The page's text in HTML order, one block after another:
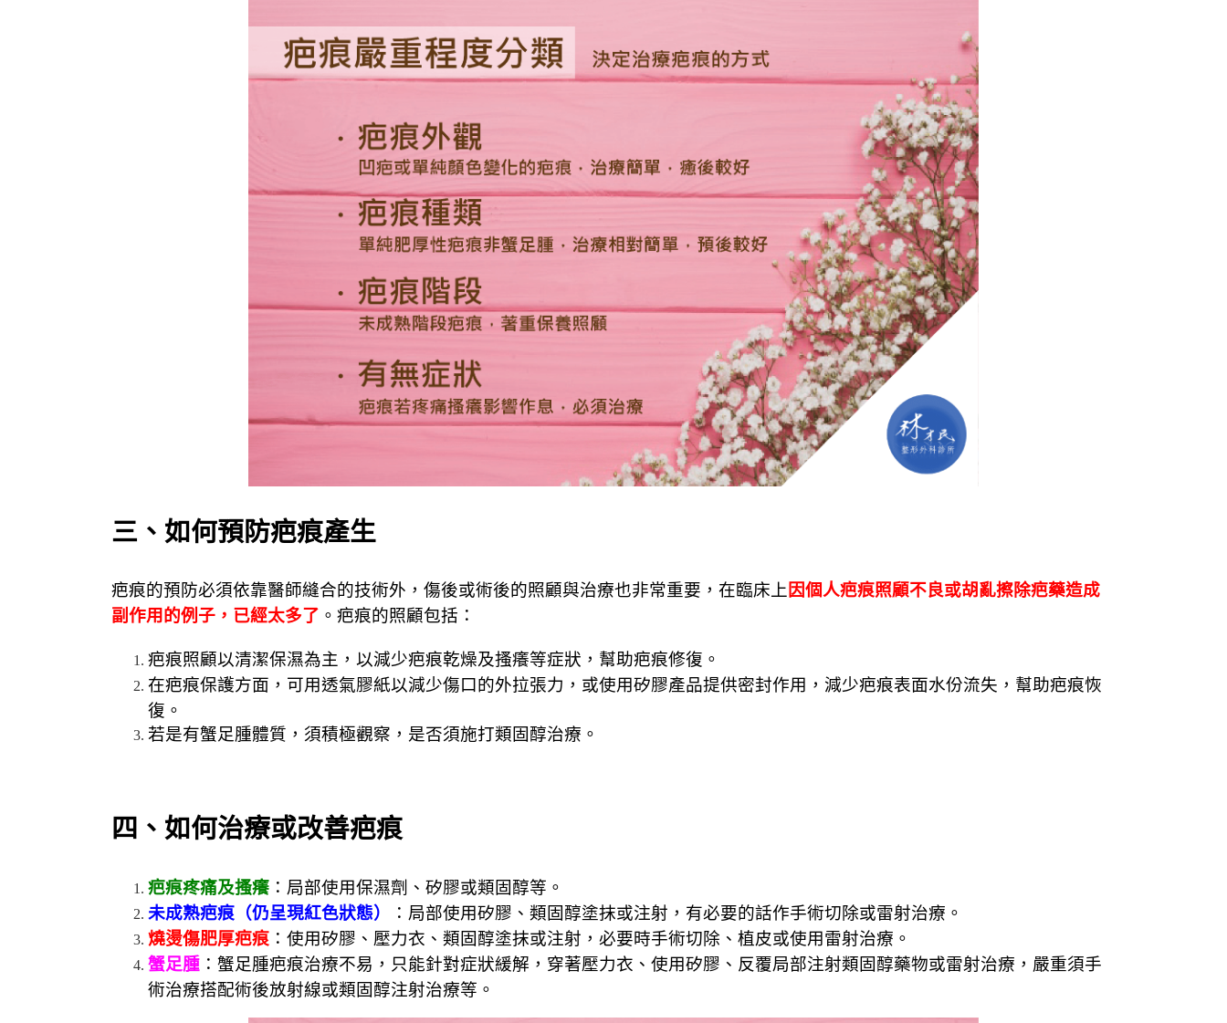
三、如何預防疤痕產生
疤痕的預防必須依靠醫師縫合的技術外，傷後或術後的照顧與治療也非常重要，在臨床上因個人疤痕照顧不良或胡亂擦除疤藥造成
副作用的例子，已經太多了 。疤痕的照顧包括：
疤痕照顧以清潔保濕為主，以減少疤痕乾燥及搔癢等症狀，幫助疤痕修復。
在疤痕保護方面，可用透氣膠紙以減少傷口的外拉張力，或使用矽膠產品提供密封作用，減少疤痕表面水份流失，幫助疤痕恢
復。
若是有蟹足腫體質，須積極觀察，是否須施打類固醇治療。
四、如何治療或改善疤痕
疤痕疼痛及搔癢 ：局部使用保濕劑、矽膠或類固醇等。
未成熟疤痕（仍呈現紅色狀態）
：局部使用矽膠、類固醇塗抹或注射，有必要的話作手術切除或雷射治療。
燒燙傷肥厚疤痕 ：使用矽膠、壓力衣、類固醇塗抹或注射，必要時手術切除、植皮或使用雷射治療。
蟹足腫 ：蟹足腫疤痕治療不易，只能針對症狀緩解，穿著壓力衣、使用矽膠、反覆局部注射類固醇藥物或雷射治療，嚴重須手
術治療搭配術後放射線或類固醇注射治療等。